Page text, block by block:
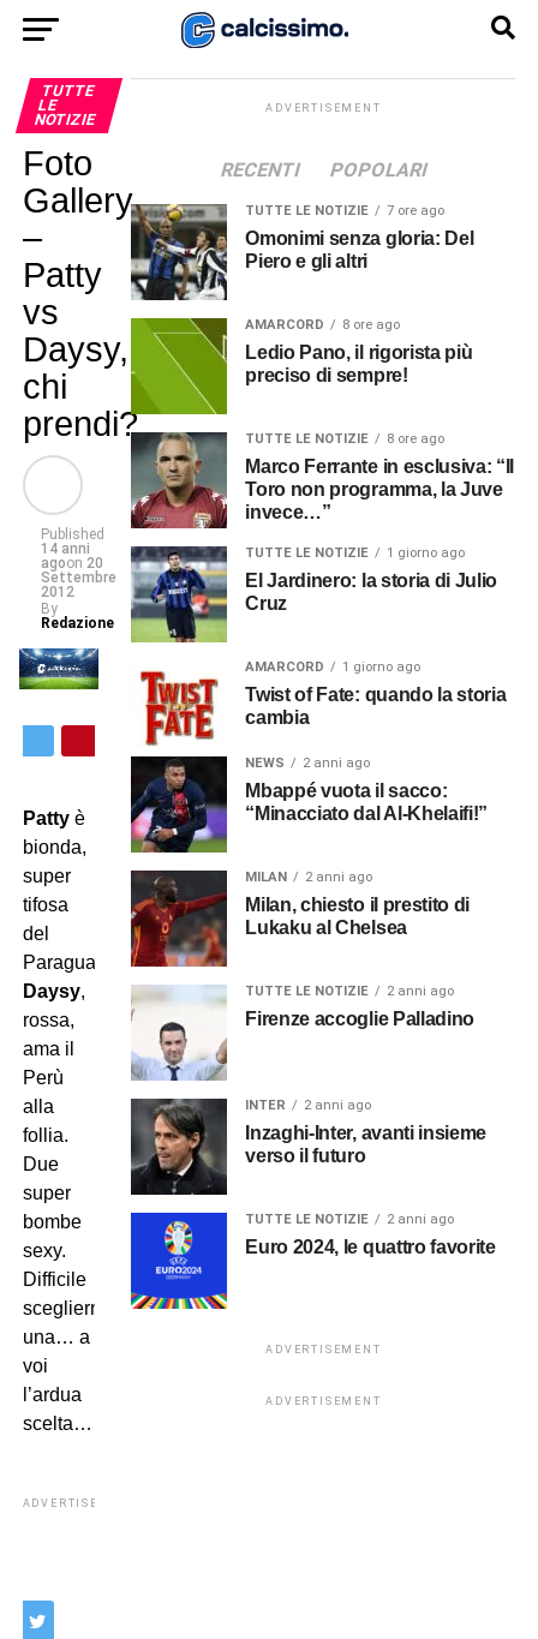
TUTTE
LE
NOTIZIE
Foto
Gallery
–
Patty
vs
Daysy,
chi
prendi?
Published
14 anni
agoon 20
Settembre
2012
By
Redazione
Pattyè
bionda,
super
tifosa
del
Paraguay,
Daysy,
rossa,
ama il
Perù
alla
follia.
Due
super
bombe
sexy.
Difficile
sceglierne
una… a
voi
l’ardua
scelta…
ADVERTISEMENT
ADVERTISEMENT
RECENTI POPOLARI
TUTTE LE NOTIZIE 7 ore ago
Omonimi senza gloria: Del
Piero e gli altri
AMARCORD 8 ore ago
Ledio Pano, il rigorista più
preciso di sempre!
TUTTE LE NOTIZIE 8 ore ago
Marco Ferrante in esclusiva: “Il
Toro non programma, la Juve
invece…”
TUTTE LE NOTIZIE 1 giorno ago
El Jardinero: la storia di Julio
Cruz
AMARCORD 1 giorno ago
Twist of Fate: quando la storia
cambia
NEWS 2 anni ago
Mbappé vuota il sacco:
“Minacciato dal Al-Khelaifi!”
MILAN 2 anni ago
Milan, chiesto il prestito di
Lukaku al Chelsea
TUTTE LE NOTIZIE 2 anni ago
Firenze accoglie Palladino
INTER 2 anni ago
Inzaghi-Inter, avanti insieme
verso il futuro
TUTTE LE NOTIZIE 2 anni ago
Euro 2024, le quattro favorite
ADVERTISEMENT
ADVERTISEMENT